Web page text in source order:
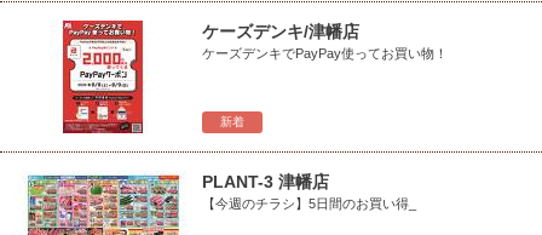
新着
ケーズデンキ/津幡店
ケーズデンキでPayPay使ってお買い物！
PLANT-3 津幡店
【今週のチラシ】5日間のお買い得_